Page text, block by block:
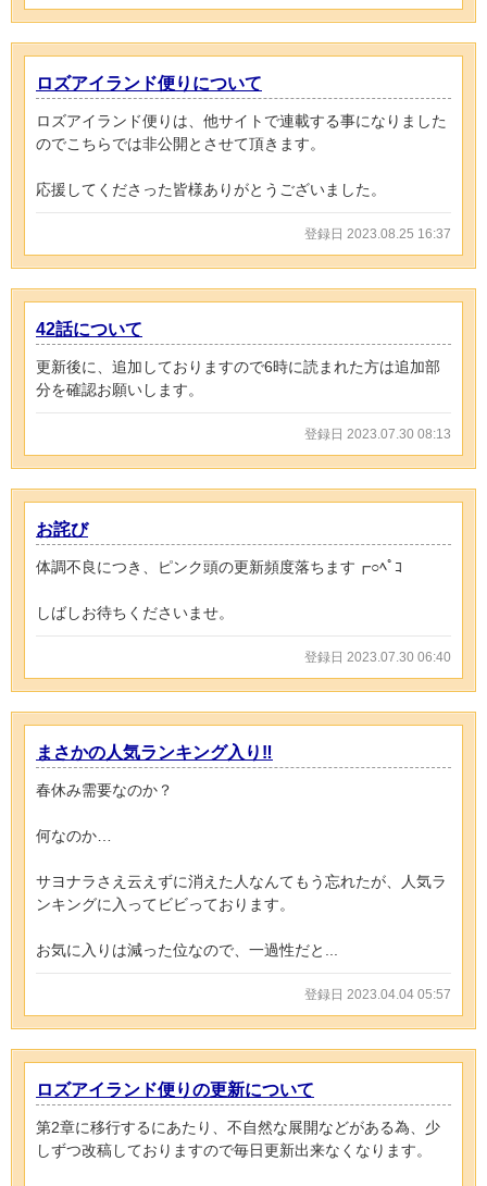
ロズアイランド便りについて
ロズアイランド便りは、他サイトで連載する事になりました
のでこちらでは非公開とさせて頂きます。
応援してくださった皆様ありがとうございました。
登録日 2023.08.25 16:37
42話について
更新後に、追加しておりますので6時に読まれた方は追加部
分を確認お願いします。
登録日 2023.07.30 08:13
お詫び
体調不良につき、ピンク頭の更新頻度落ちます┏○ﾍﾟｺ
しばしお待ちくださいませ。
登録日 2023.07.30 06:40
まさかの人気ランキング入り‼️
春休み需要なのか？
何なのか…
サヨナラさえ云えずに消えた人なんてもう忘れたが、人気ラ
ンキングに入ってビビっております。
お気に入りは減った位なので、一過性だと...
登録日 2023.04.04 05:57
ロズアイランド便りの更新について
第2章に移行するにあたり、不自然な展開などがある為、少
しずつ改稿しておりますので毎日更新出来なくなります。